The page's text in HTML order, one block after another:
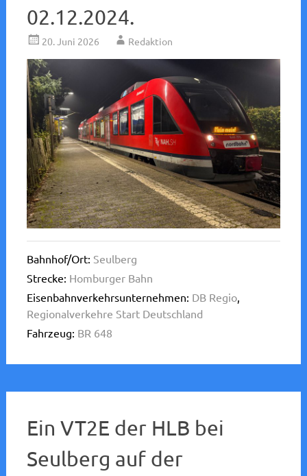
02.12.2024.
20. Juni 2026 Redaktion
Bahnhof/Ort: Seulberg
Strecke: Homburger Bahn
Eisenbahnverkehrsunternehmen: DB Regio,
Regionalverkehre Start Deutschland
Fahrzeug: BR 648
Ein VT2E der HLB bei
Seulberg auf der